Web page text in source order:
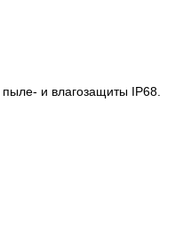
и влагозащиты IP68.